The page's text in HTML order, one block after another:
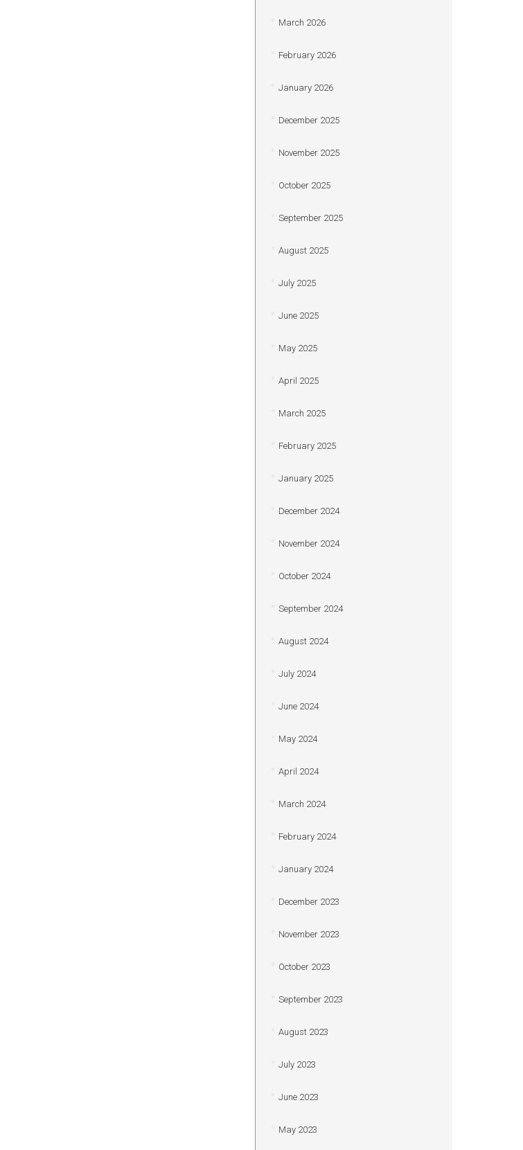
March 2026
February 2026
January 2026
December 2025
November 2025
October 2025
September 2025
August 2025
July 2025
June 2025
May 2025
April 2025
March 2025
February 2025
January 2025
December 2024
November 2024
October 2024
September 2024
August 2024
July 2024
June 2024
May 2024
April 2024
March 2024
February 2024
January 2024
December 2023
November 2023
October 2023
September 2023
August 2023
July 2023
June 2023
May 2023